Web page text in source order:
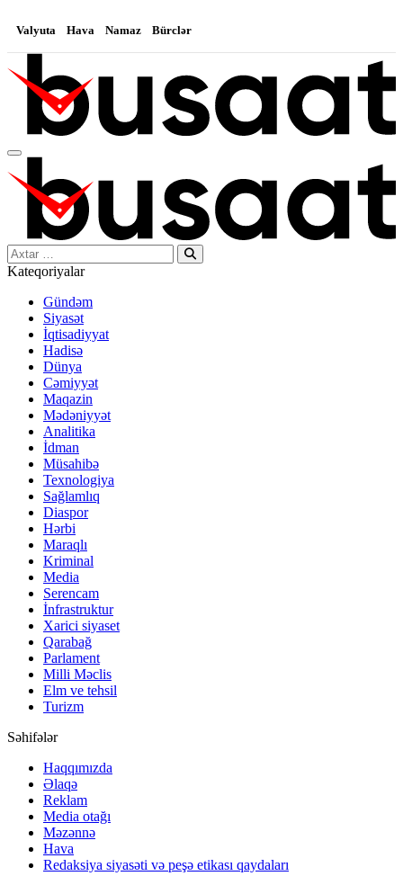
Valyuta Hava Namaz Bürclər
Search…
Kateqoriyalar
Gündəm
Siyasət
İqtisadiyyat
Hadisə
Dünya
Cəmiyyət
Maqazin
Mədəniyyət
Analitika
İdman
Müsahibə
Texnologiya
Sağlamlıq
Diaspor
Hərbi
Maraqlı
Kriminal
Media
Serencam
İnfrastruktur
Xarici siyaset
Qarabağ
Parlament
Milli Məclis
Elm ve tehsil
Turizm
Səhifələr
Haqqımızda
Əlaqə
Reklam
Media otağı
Məzənnə
Hava
Redaksiya siyasəti və peşə etikası qaydaları